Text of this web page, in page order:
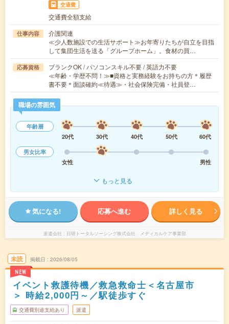
交通費
交通費全額支給
仕事内容
介護関連
≪少人数施設での生活サポート≫お年寄りたちが自立を目指
して集団生活を送る「グループホーム」。食材の買…
応募資格
ブランクOK / パソコンスキル不要 / 英語力不要
≪年齢・学歴不問！≫■資格と実務経験をお持ちの方＊履歴
書不要＊面談確約≪待遇≫・社会保険完備・社員登…
職場の雰囲気
年齢層
20代
30代 40代 50代
60代
男女比率
女性
男性
もっと見る
気になる! 応募へ進む 詳しく見る
派遣会社 日研トータルソーシング株式会社 メディカルケア事業部
未読
NEW
掲載日 2026/08/05
イベント救護待機／救急救命士＜名古屋市
＞ 時給2,000円～／駅徒歩すぐ
交通費別途支給あり 派遣